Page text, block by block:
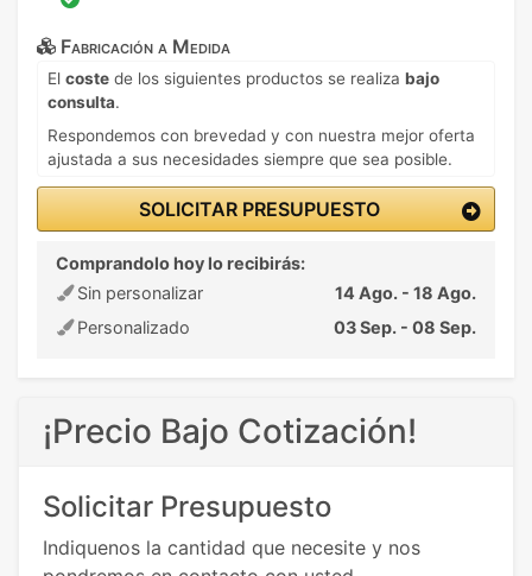
Fabricación a Medida
El coste de los siguientes productos se realiza bajo
consulta.
Respondemos con brevedad y con nuestra mejor oferta
ajustada a sus necesidades siempre que sea posible.
SOLICITAR PRESUPUESTO
Comprandolo hoy lo recibirás:
Sin personalizar
14 Ago. - 18 Ago.
Personalizado
03 Sep. - 08 Sep.
¡Precio Bajo Cotización!
Solicitar Presupuesto
Indiquenos la cantidad que necesite y nos